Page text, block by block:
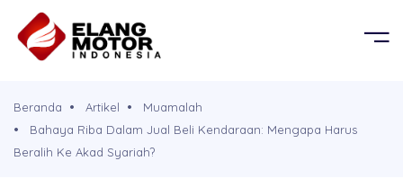
PROPERTY
KAMI
Beranda Artikel
Muamalah
Bahaya Riba Dalam Jual Beli Kendaraan: Mengapa Harus
Beralih Ke Akad Syariah?